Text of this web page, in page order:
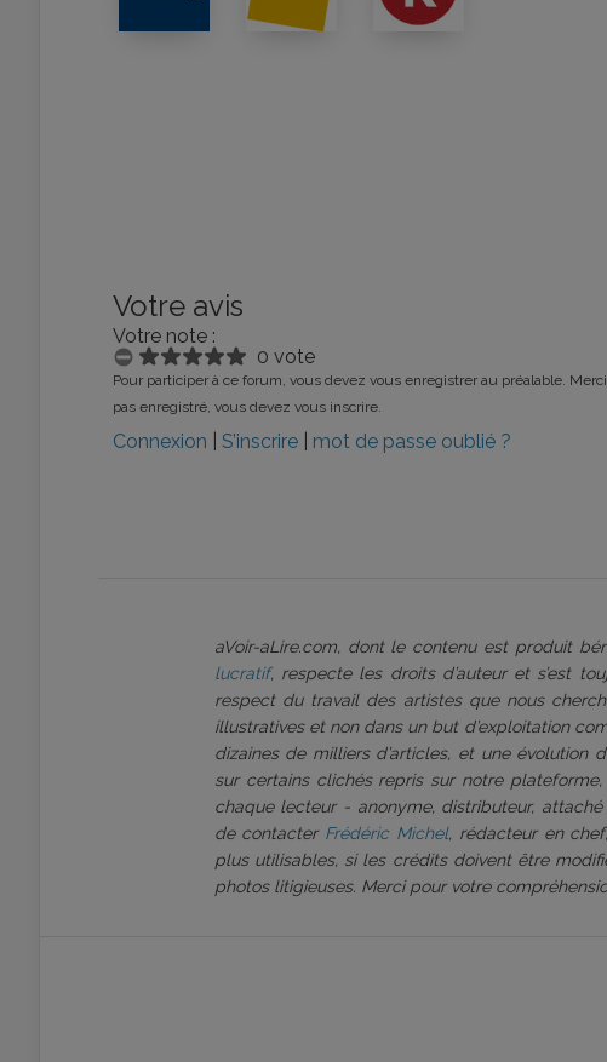
Votre avis
Votre note :
0 vote
Pour participer à ce forum, vous devez vous enregistrer au préalable.
pas enregistré, vous devez vous inscrire.
Connexion S’inscrire mot de passe oublié ?
aVoir-aLire.com, dont le contenu est produit
lucratif, respecte les droits d’auteur et s’est
respect du travail des artistes que nous
illustratives et non dans un but d’exploitation
dizaines de milliers d’articles, et une évolution
sur certains clichés repris sur notre
chaque lecteur - anonyme, distributeur,
de contacter Frédéric Michel, rédacteur en
plus utilisables, si les crédits doivent être
photos litigieuses. Merci pour votre